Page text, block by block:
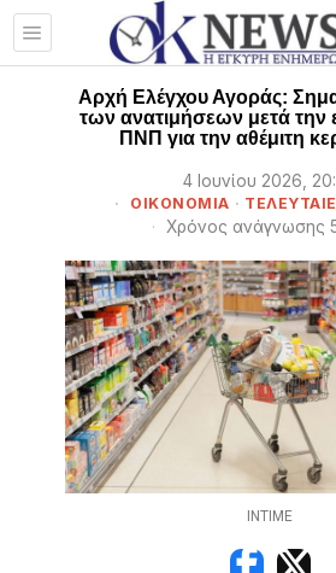
Αρχή Ελέγχου Αγοράς:
των ανατιμήσεων μετά την
ΠΝΠ για την αθέμιτη
4 Ιουνίου 2026,
ΟΙΚΟΝΟΜΙΑ ·
Χρόνος ανάγνωσης
INTIME